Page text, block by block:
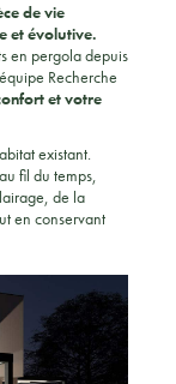
de vie
et évolutive.
en pergola depuis
Recherche
et votre
existant.
fil du temps,
de la
en conservant